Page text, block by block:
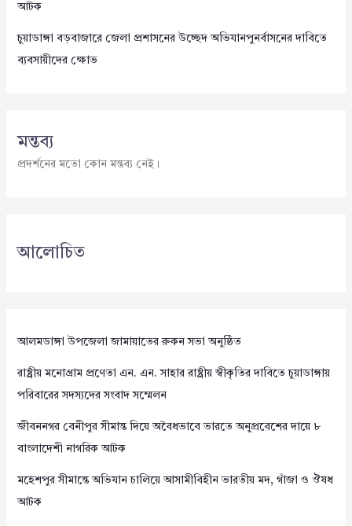
আটক
চুয়াডাঙ্গা বড়বাজারে জেলা প্রশাসনের উচ্ছেদ অভিযানপুনর্বাসনের দাবিতে
ব্যবসায়ীদের ক্ষোভ
মন্তব্য
প্রদর্শনের মতো কোন মন্তব্য নেই।
আলোচিত
আলমডাঙ্গা উপজেলা জামায়াতের রুকন সভা অনুষ্ঠিত
রাষ্ট্রীয় মনোগ্রাম প্রণেতা এন. এন. সাহার রাষ্ট্রীয় স্বীকৃতির দাবিতে চুয়াডাঙ্গায়
পরিবারের সদস্যদের সংবাদ সম্মেলন
জীবননগর বেনীপুর সীমান্ত দিয়ে অবৈধভাবে ভারতে অনুপ্রবেশের দায়ে ৮
বাংলাদেশী নাগরিক আটক
মহেশপুর সীমান্তে অভিযান চালিয়ে আসামীবিহীন ভারতীয় মদ, গাঁজা ও ঔষধ
আটক